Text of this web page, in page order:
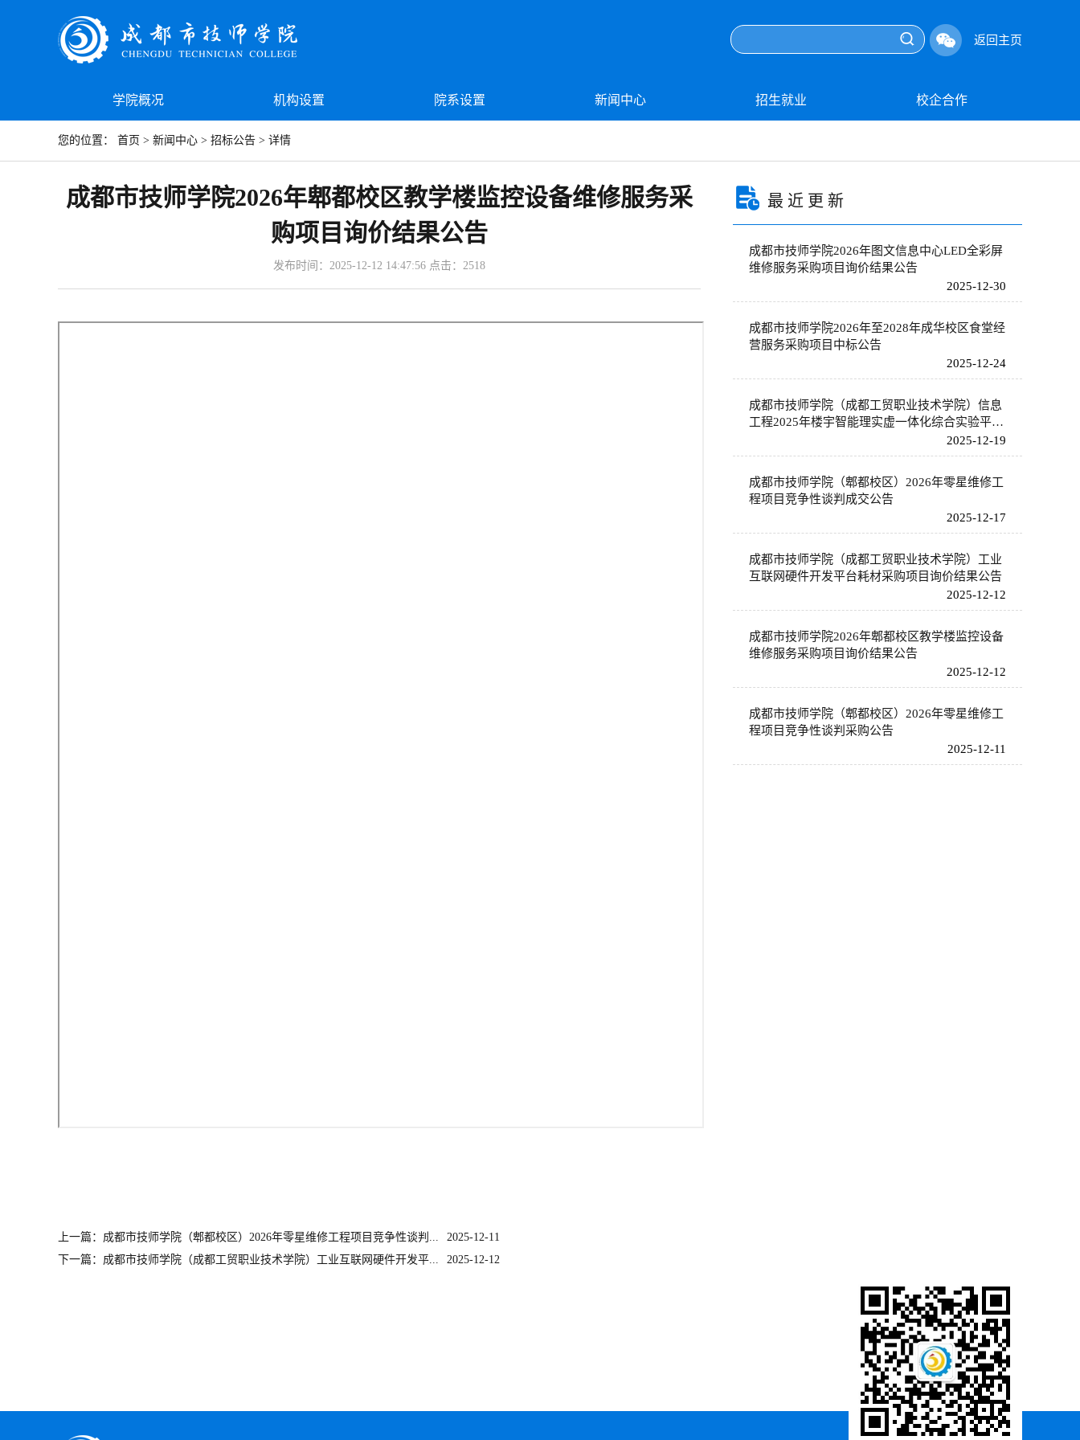
返回主页
学院概况 机构设置 院系设置 新闻中心 招生就业 校企合作
您的位置： 首页 > 新闻中心 > 招标公告 > 详情
成都市技师学院2026年郫都校区教学楼监控设备维修服务采
购项目询价结果公告
发布时间：2025-12-12 14:47:56 点击： 2518
上一篇：成都市技师学院（郫都校区）2026年零星维修工程项目竞争性谈判...
2025-12-11
下一篇：成都市技师学院（成都工贸职业技术学院）工业互联网硬件开发平...
2025-12-12
最近更新
成都市技师学院2026年图文信息中心LED全彩屏
维修服务采购项目询价结果公告
2025-12-30
成都市技师学院2026年至2028年成华校区食堂经
营服务采购项目中标公告
2025-12-24
成都市技师学院（成都工贸职业技术学院）信息
工程2025年楼宇智能理实虚一体化综合实验平台
设备开发及技术服务软件开发采购项目询价结果
公告
2025-12-19
成都市技师学院（郫都校区）2026年零星维修工
程项目竞争性谈判成交公告
2025-12-17
成都市技师学院（成都工贸职业技术学院）工业
互联网硬件开发平台耗材采购项目询价结果公告
2025-12-12
成都市技师学院2026年郫都校区教学楼监控设备
维修服务采购项目询价结果公告
2025-12-12
成都市技师学院（郫都校区）2026年零星维修工
程项目竞争性谈判采购公告
2025-12-11